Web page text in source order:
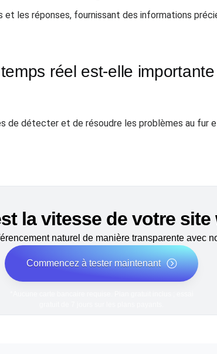
les réponses, fournissant des informations
réel est-elle
de détecter et de résoudre les problèmes au fur
la vitesse de votre site
naturel de manière transparente avec
Commencez à tester maintenant